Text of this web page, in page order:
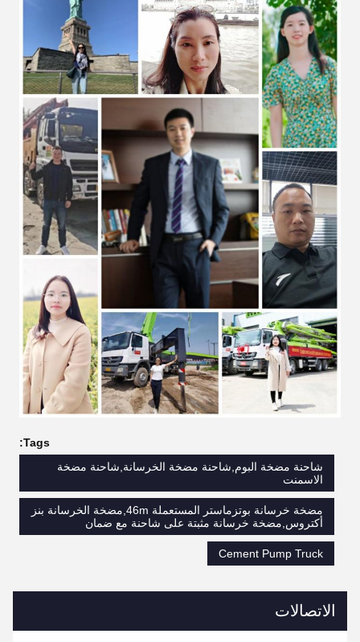
Tags:
شاحنة مضخة البوم,شاحنة مضخة الخرسانة,شاحنة مضخة
الاسمنت
مضخة خرسانة بوتزماستر المستعملة 46m,مضخة الخرسانة بنز
أكتروس,مضخة خرسانة مثبتة على شاحنة مع ضمان
Cement Pump Truck
الاتصالات